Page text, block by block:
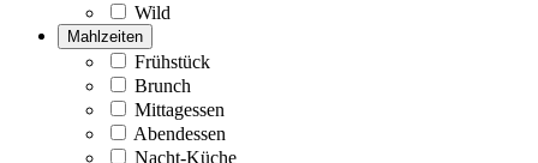
Wild
Mahlzeiten
Frühstück
Brunch
Mittagessen
Abendessen
Nacht-Küche